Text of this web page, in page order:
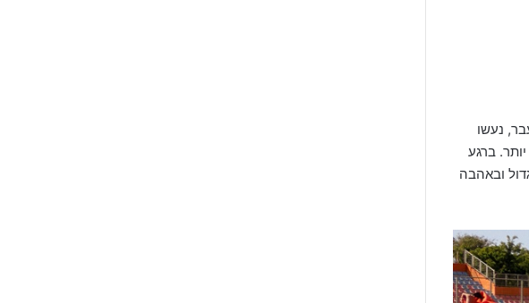
נעשו
ברגע
ובאהבה